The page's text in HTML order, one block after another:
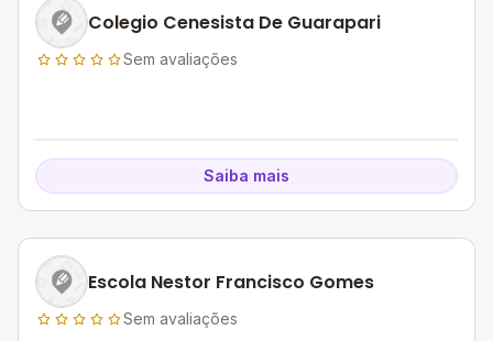
Colegio Cenesista De Guarapari
Sem avaliações
Saiba mais
Escola Nestor Francisco Gomes
Sem avaliações